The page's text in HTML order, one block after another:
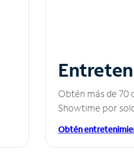
Obtén más de 70
Showtime por
Obtén